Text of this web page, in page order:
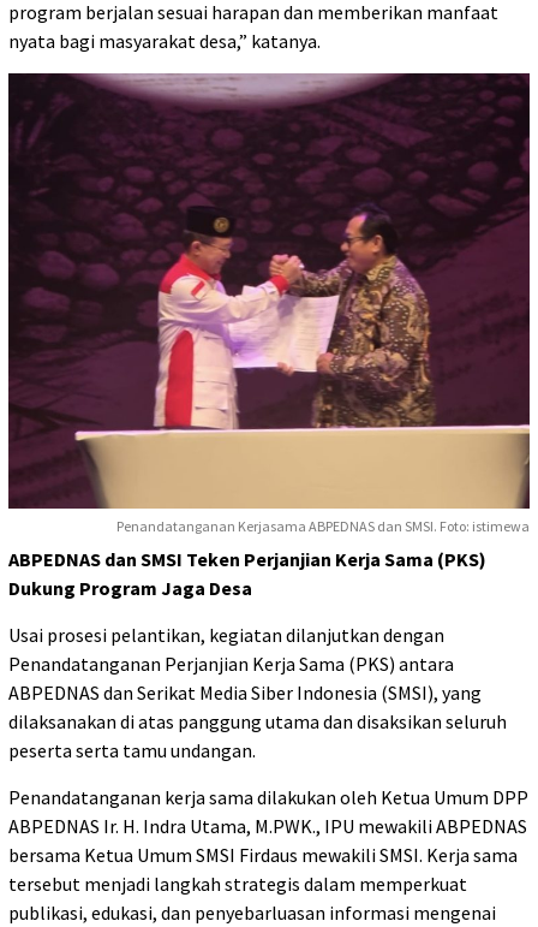
program berjalan sesuai harapan dan memberikan manfaat
nyata bagi masyarakat desa,” katanya.
Penandatanganan Kerjasama ABPEDNAS dan SMSI. Foto: istimewa
ABPEDNAS dan SMSI Teken Perjanjian Kerja Sama (PKS)
Dukung Program Jaga Desa
Usai prosesi pelantikan, kegiatan dilanjutkan dengan
Penandatanganan Perjanjian Kerja Sama (PKS) antara
ABPEDNAS dan Serikat Media Siber Indonesia (SMSI), yang
dilaksanakan di atas panggung utama dan disaksikan seluruh
peserta serta tamu undangan.
Penandatanganan kerja sama dilakukan oleh Ketua Umum DPP
ABPEDNAS Ir. H. Indra Utama, M.PWK., IPU mewakili ABPEDNAS
bersama Ketua Umum SMSI Firdaus mewakili SMSI. Kerja sama
tersebut menjadi langkah strategis dalam memperkuat
publikasi, edukasi, dan penyebarluasan informasi mengenai